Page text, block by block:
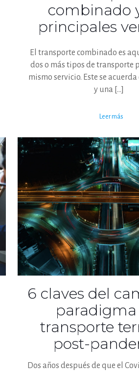
combinado
principales
El transporte combinado es
dos o más tipos de transporte
mismo servicio. Este se
y una […]
Leer más
6 claves del
paradigma
transporte
post-
Dos años después de que el